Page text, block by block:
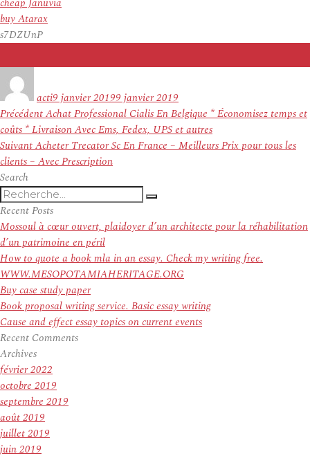
buy Atarax
s7DZUnP
actile
9 janvier 20199 janvier 2019
Navigation
de
l’article
PrécédentArticle
précédent :
Achat Professional Cialis En Belgique * Économisez temps et
coûts * Livraison Avec Ems, Fedex, UPS et autres
SuivantArticle
suivant :
Acheter Trecator Sc En France – Meilleurs Prix pour tous les
clients – Avec Prescription
Search
Recherche
pour
:
Recherche
Recent Posts
Mossoul à cœur ouvert, plaidoyer d’un architecte pour la réhabilitation
d’un patrimoine en péril
How to quote a book mla in an essay. Check my writing free.
WWW.MESOPOTAMIAHERITAGE.ORG
Buy case study paper
Book proposal writing service. Basic essay writing
Cause and effect essay topics on current events
Recent Comments
Archives
février 2022
octobre 2019
septembre 2019
août 2019
juillet 2019
juin 2019